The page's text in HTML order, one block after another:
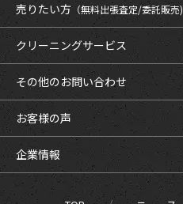
売りたい方（無料出張査定/委託販売)
クリーニングサービス
その他のお問い合わせ
お客様の声
企業情報